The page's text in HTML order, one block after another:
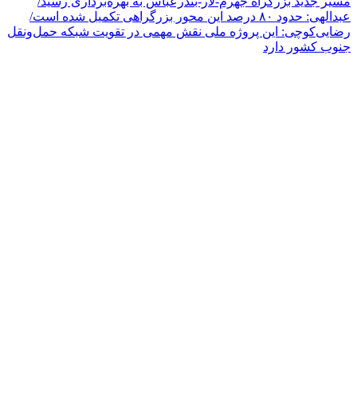
عبدالهی: حدود ۸۰ درصد این محور بزرگراهی تکمیل شده است/
رضایی‌کوچی: این پروژه ملی نقش مهمی در تقویت شبکه حمل‌ونقل
جنوب کشور دارد